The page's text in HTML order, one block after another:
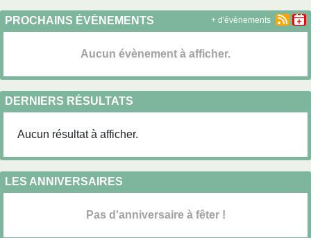
PROCHAINS ÉVÉNEMENTS
Aucun évènement à afficher.
+ d'évènements
DERNIERS RÉSULTATS
Aucun résultat à afficher.
LES ANNIVERSAIRES
Pas d'anniversaire à fêter !